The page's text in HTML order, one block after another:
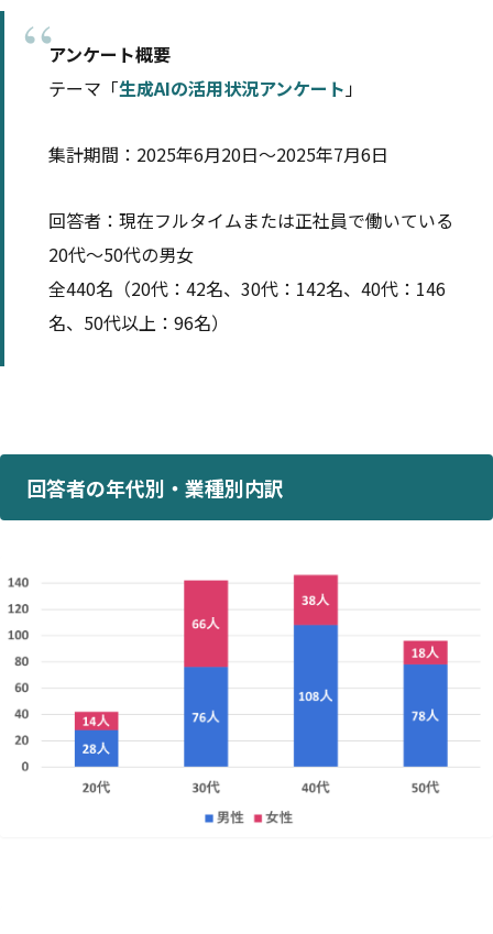
アンケート概要
テーマ「生成AIの活用状況アンケート」
集計期間：2025年6月20日～2025年7月6日
回答者：現在フルタイムまたは正社員で働いている
20代～50代の男女
全440名（20代：42名、30代：142名、40代：146
名、50代以上：96名）
回答者の年代別・業種別内訳